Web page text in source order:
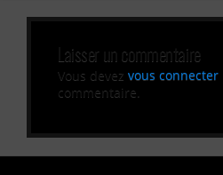
Laisser un commentaire
Vous devez vous connecter
commentaire.